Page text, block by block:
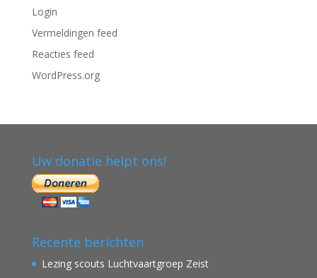
Login
Vermeldingen feed
Reacties feed
WordPress.org
Uw donatie helpt ons!
Recente berichten
Lezing scouts Luchtvaartgroep Zeist